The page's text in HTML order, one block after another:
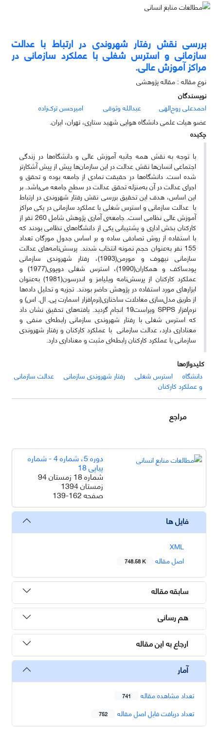
بررسی نقش رفتار شهروندی در ارتباط با عدالت
سازمانی و استرس شغلی با عملکرد سازمانی در
مراکز آموزش عالی.
نوع مقاله : مقاله پژوهشی
نویسندگان
احمدعلی روح‌الهی
عبدالله وثوقی
امیرحسن ترک‌زاده
عضو هیات علمی دانشگاه هوایی شهید ستاری، تهران، ایران.
چکیده
با توجه به نقش همه جانبه آموزش عالی و دانشگاه‌ها در زندگی
اجتماعی انسان‌ها نقش عدالت در این سازمان‌ها پیش از پیش آشکارتر
شده است. دانشگاه‌ها در حقیقت نمادی از جامعه بوده و تحقق و
اجرای عدالت در آن به‌منزله تحقق عدالت در سطح جامعه می‌باشد. بر
این اساس، هدف این تحقیق بررسی نقش رفتار شهروندی در ارتباط
با عدالت سازمانی و استرس شغلی با عملکرد سازمانی در یکی مراکز
آموزش عالی نظامی است. جامعه‌ی آماری پژوهش شامل 260 نفر از
کارکنان بخش اداری و پشتیبانی یکی از دانشگاه‌های نظامی بودند که
با استفاده از روش تصادفی ساده و بر اساس جدول مورگان تعداد
155 نفر به‌عنوان حجم نمونه انتخاب شدند. پرسش‌نامه‌های عدالت
سازمانی نیهوف و مورمن(1993)، رفتار شهروندی سازمانی
پودساکف و همکاران(1990)، استرس شغلی دوپوی(1977) و
عملکرد کارکنان از پرسش‌نامه ویلیامز و اندرسون(1981) به‌عنوان
ابزارهای مورد استفاده در پژوهش حاضر بودند. تجزیه و تحلیل داده‌ها
از طریق مدل‌سازی معادلات ساختاری(نرم‌افزار اسمارت پی. ال. اس) و
نرم‌افزار SPPS ویراست19 انجام گردید. یافته‌های تحقیق نشان داد
که استرس شغلی با رفتار شهروندی سازمانی رابطه‌ای منفی و
معناداری دارد، عدالت سازمانی با عملکرد کارکنان و رفتار شهروندی
سازمانی با عملکرد کارکنان رابطه‌ای مثبت و معناداری دارد.
کلیدواژه‌ها
دانشگاه
استرس شغلی رفتار شهروندی سازمانی
عدالت سازمانی
و عملکرد کارکنان
مراجع
دوره 5، شماره 4 - شماره
پیاپی 18
شماره 18 زمستان 94
زمستان 1394
صفحه139-162
فایل ها
XML
اصل مقاله
748.58 K
سابقه مقاله
هم رسانی
ارجاع به این مقاله
آمار
تعداد مشاهده مقاله 741
تعداد دریافت فایل اصل مقاله 752